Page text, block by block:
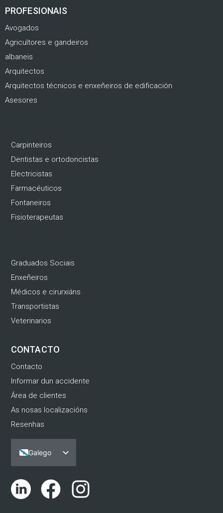
PROFESIONAIS
Avogados
Agricultores e gandeiros
albaneis
Arquitectos
Arquitectos técnicos e enxeñeiros de edificación
Asesores
Carpinteiros
Dentistas e ortodoncistas
Electricistas
Farmacéuticos
Fontaneiros
Fisioterapeutas
Graduados Sociais
Enxeñeiros
Médicos e cirurxiáns
Transportistas
Veterinarios
CONTACTO
Contacto
Informar dun accidente
Área de clientes
As nosas localizacións
Resenhas
Galego
Español
Português